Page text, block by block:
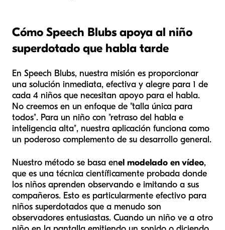
Cómo Speech Blubs apoya al niño
superdotado que habla tarde
En Speech Blubs, nuestra misión es proporcionar
una solución inmediata, efectiva y alegre para 1 de
cada 4 niños que necesitan apoyo para el habla.
No creemos en un enfoque de "talla única para
todos". Para un niño con "retraso del habla e
inteligencia alta", nuestra aplicación funciona como
un poderoso complemento de su desarrollo general.
Nuestro método se basa enel modelado en vídeo,
que es una técnica científicamente probada donde
los niños aprenden observando e imitando a sus
compañeros. Esto es particularmente efectivo para
niños superdotados que a menudo son
observadores entusiastas. Cuando un niño ve a otro